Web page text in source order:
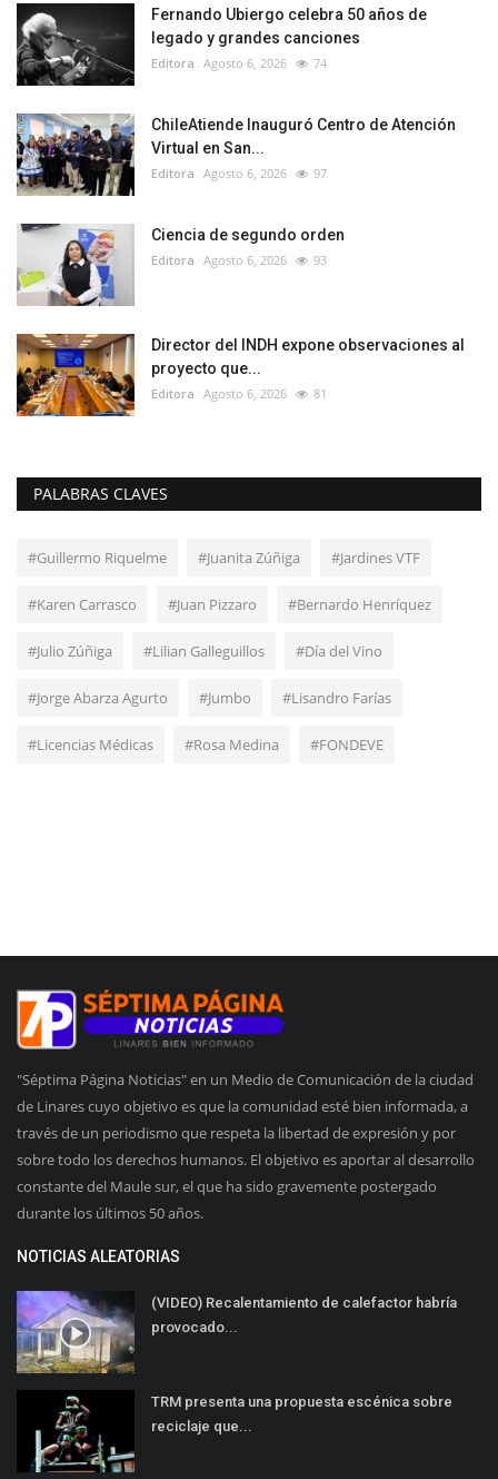
Fernando Ubiergo celebra 50 años de
legado y grandes canciones
Editora Agosto 6, 2026 74
ChileAtiende Inauguró Centro de Atención
Virtual en San...
Editora Agosto 6, 2026 97
Ciencia de segundo orden
Editora Agosto 6, 2026 93
Director del INDH expone observaciones al
proyecto que...
Editora Agosto 6, 2026 81
PALABRAS CLAVES
#Guillermo Riquelme #Juanita Zúñiga #Jardines VTF
#Karen Carrasco #Juan Pizzaro #Bernardo Henríquez
#Julio Zúñiga #Lilian Galleguillos #Día del Vino
#Jorge Abarza Agurto #Jumbo #Lisandro Farías
#Licencias Médicas #Rosa Medina #FONDEVE
"Séptima Página Noticias" en un Medio de Comunicación de la ciudad
de Linares cuyo objetivo es que la comunidad esté bien informada, a
través de un periodismo que respeta la libertad de expresión y por
sobre todo los derechos humanos. El objetivo es aportar al desarrollo
constante del Maule sur, el que ha sido gravemente postergado
durante los últimos 50 años.
NOTICIAS ALEATORIAS
(VIDEO) Recalentamiento de calefactor habría
provocado...
TRM presenta una propuesta escénica sobre
reciclaje que...